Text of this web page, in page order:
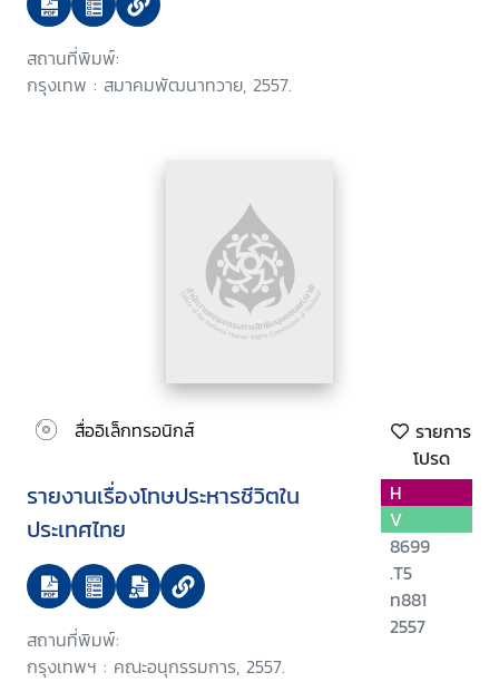
สถานที่พิมพ์:
กรุงเทพ : สมาคมพัฒนาทวาย, 2557.
สื่ออิเล็กทรอนิกส์
รายการ
โปรด
รายงานเรื่องโทษประหารชีวิตใน
ประเทศไทย
สถานที่พิมพ์:
กรุงเทพฯ : คณะอนุกรรมการ, 2557.
H
V
8699
.T5
ท881
2557